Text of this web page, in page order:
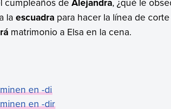
laescuadra para hacer la línea de
matrimonio a Elsa en la cena.
en -di
en -dir